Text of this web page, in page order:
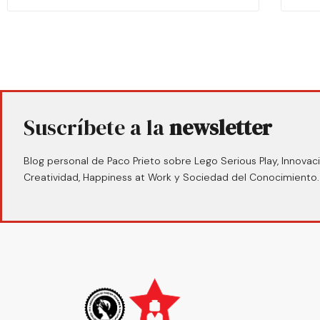
Suscríbete a lanewsletter
Blog personal de Paco Prieto sobre Lego Serious Play,
Creatividad, Happiness at Work y Sociedad del Conocimiento.